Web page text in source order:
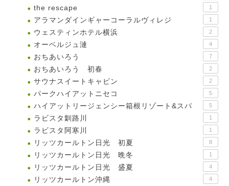
the rescape 1
アラマンダインギャーコーラルヴィレジ 1
ウェスティンホテル横浜 2
オーベルジュ漣 4
おちあいろう 7
おちあいろう 初春 2
サウナスイートキャビン 2
パークハイアットニセコ 5
ハイアットリージェンシー箱根リゾート&スパ 5
ラビスタ釧路川 1
ラビスタ阿寒川 1
リッツカールトン日光 初夏 8
リッツカールトン日光 晩冬 1
リッツカールトン日光 盛夏 4
リッツカールトン沖縄 4